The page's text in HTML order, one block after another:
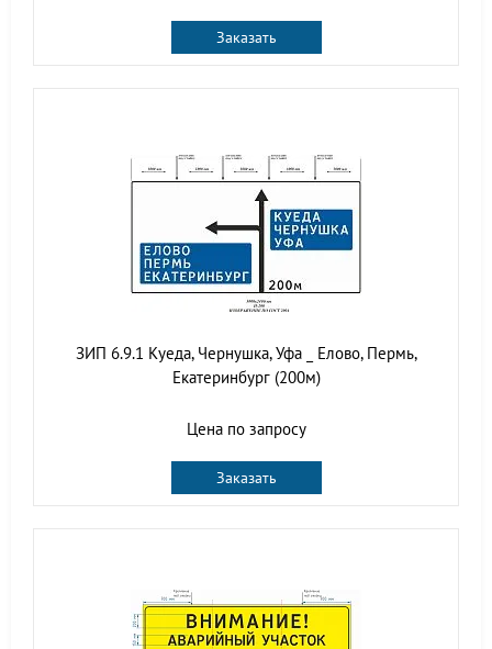
Заказать
ЗИП 6.9.1 Куеда, Чернушка, Уфа _ Елово, Пермь,
Екатеринбург (200м)
Цена по запросу
Заказать